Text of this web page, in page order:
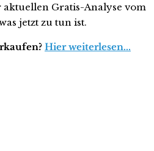
Gratis-Analyse vom
jetzt zu tun ist.
Hier weiterlesen...